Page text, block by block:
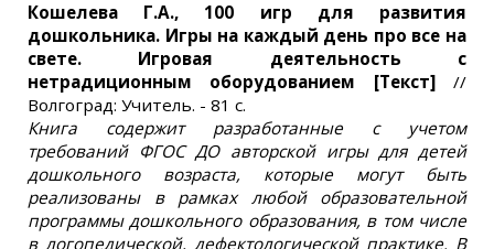
Кошелева Г.А., 100 игр для развития
дошкольника. Игры на каждый день про все на
свете. Игровая деятельность с
нетрадиционным оборудованием [Текст] //
Волгоград: Учитель. - 81 с.
Книга содержит разработанные с учетом
требований ФГОС ДО авторской игры для детей
дошкольного возраста, которые могут быть
реализованы в рамках любой образовательной
программы дошкольного образования, в том числе
в логопедической, дефектологической практике. В